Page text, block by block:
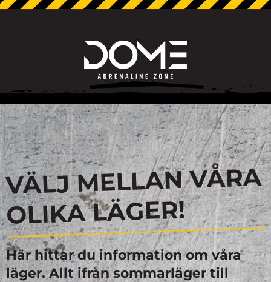
VÄLJ MELLAN VÅRA
OLIKA LÄGER!
Här hittar du information om våra
läger. Allt ifrån sommarläger till